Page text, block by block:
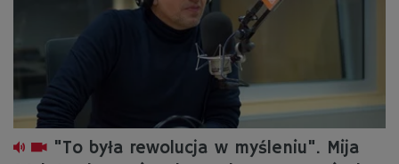
"To była rewolucja w myśleniu". Mija